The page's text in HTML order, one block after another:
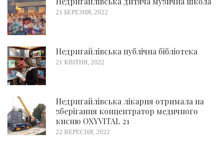
21 БЕРЕЗНЯ, 2022
Недригайлівська публічна бібліотека
21 КВІТНЯ, 2022
Недригайлівська лікарня отримала на
зберігання концентратор медичного
кисню OXYVITAL 21
22 ВЕРЕСНЯ, 2022